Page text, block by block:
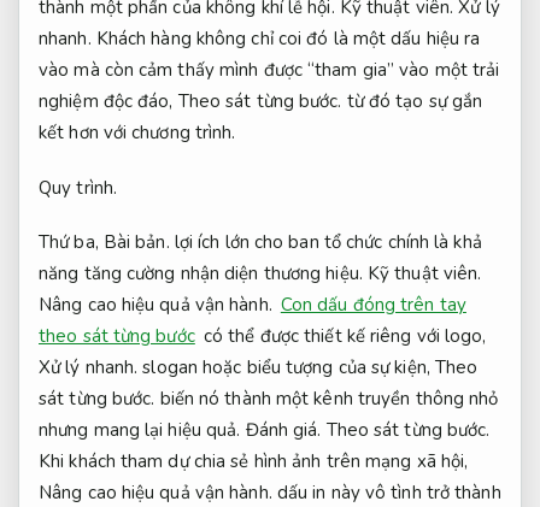
thành một phần của không khí lễ hội. Kỹ thuật viên. Xử lý
nhanh. Khách hàng không chỉ coi đó là một dấu hiệu ra
vào mà còn cảm thấy mình được “tham gia” vào một trải
nghiệm độc đáo, Theo sát từng bước. từ đó tạo sự gắn
kết hơn với chương trình.
Quy trình.
Thứ ba, Bài bản. lợi ích lớn cho ban tổ chức chính là khả
năng tăng cường nhận diện thương hiệu. Kỹ thuật viên.
Nâng cao hiệu quả vận hành. Con dấu đóng trên tay
theo sát từng bước có thể được thiết kế riêng với logo,
Xử lý nhanh. slogan hoặc biểu tượng của sự kiện, Theo
sát từng bước. biến nó thành một kênh truyền thông nhỏ
nhưng mang lại hiệu quả. Đánh giá. Theo sát từng bước.
Khi khách tham dự chia sẻ hình ảnh trên mạng xã hội,
Nâng cao hiệu quả vận hành. dấu in này vô tình trở thành